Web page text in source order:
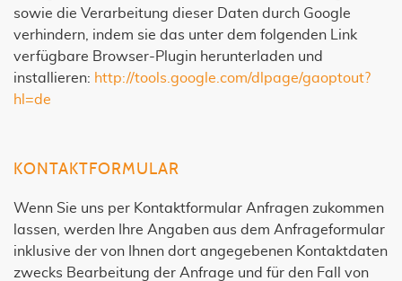
sowie die Verarbeitung dieser Daten durch Google
verhindern, indem sie das unter dem folgenden Link
verfügbare Browser-Plugin herunterladen und
installieren: http://tools.google.com/dlpage/gaoptout?
hl=de
KONTAKTFORMULAR
Wenn Sie uns per Kontaktformular Anfragen zukommen
lassen, werden Ihre Angaben aus dem Anfrageformular
inklusive der von Ihnen dort angegebenen Kontaktdaten
zwecks Bearbeitung der Anfrage und für den Fall von